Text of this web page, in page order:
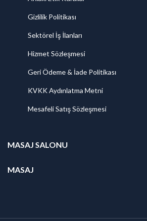
Gizlilik Politikası
Sektörel İş İlanları
Hizmet Sözleşmesi
Geri Ödeme & İade Politikası
KVKK Aydınlatma Metni
Mesafeli Satış Sözleşmesi
MASAJ SALONU
MASAJ